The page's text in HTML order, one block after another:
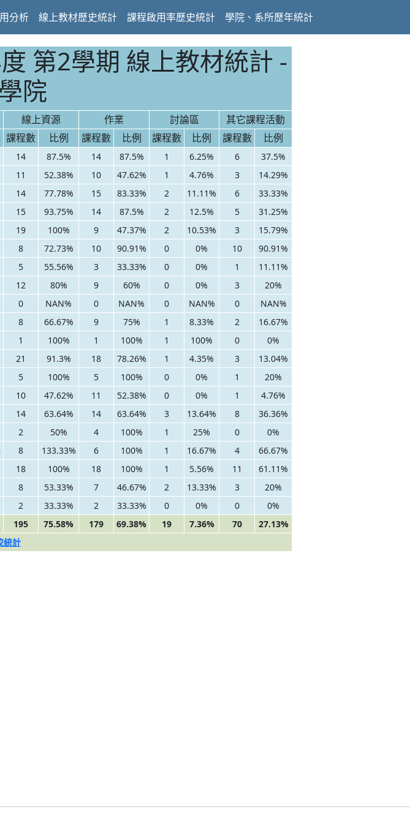
分析 線上教材歷史統計 課程啟用率歷史統計 學院、系所歷年統計
第2學期 線上教材統計 -
院
線上資源 作業 討論區
其它課程活動
課程數 比例 課程數 比例 課程數 比例 課程數
比例
14 87.5% 14 87.5% 1 6.25% 6 37.5%
11 52.38% 10 47.62% 1 4.76% 3 14.29%
14 77.78% 15 83.33% 2 11.11% 6 33.33%
15 93.75% 14 87.5% 2 12.5% 5 31.25%
19 100% 9 47.37% 2 10.53% 3 15.79%
8 72.73% 10 90.91% 0 0% 10 90.91%
5 55.56% 3 33.33% 0 0% 1 11.11%
12 80% 9 60% 0 0% 3 20%
0 NAN% 0 NAN% 0 NAN% 0 NAN%
8 66.67% 9 75% 1 8.33% 2 16.67%
1 100% 1 100% 1 100% 0 0%
21 91.3% 18 78.26% 1 4.35% 3 13.04%
5 100% 5 100% 0 0% 1 20%
10 47.62% 11 52.38% 0 0% 1 4.76%
14 63.64% 14 63.64% 3 13.64% 8 36.36%
2 50% 4 100% 1 25% 0 0%
8 133.33% 6 100% 1 16.67% 4 66.67%
18 100% 18 100% 1 5.56% 11 61.11%
8 53.33% 7 46.67% 2 13.33% 3 20%
2 33.33% 2 33.33% 0 0% 0
0%
195 75.58% 179 69.38% 19 7.36% 70
27.13%
統計